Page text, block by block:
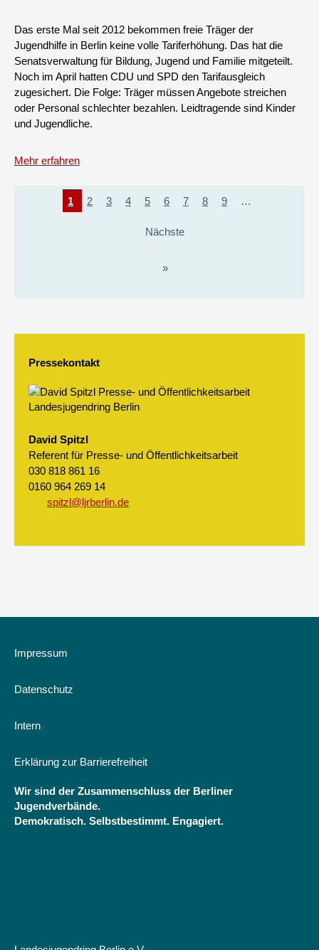
Das erste Mal seit 2012 bekommen freie Träger der
Jugendhilfe in Berlin keine volle Tariferhöhung. Das hat die
Senatsverwaltung für Bildung, Jugend und Familie mitgeteilt.
Noch im April hatten CDU und SPD den Tarifausgleich
zugesichert. Die Folge: Träger müssen Angebote streichen
oder Personal schlechter bezahlen. Leidtragende sind Kinder
und Jugendliche.
Mehr erfahren
Seitennummerierung
Aktuelle
Seite
1 Page
2 Page
3 Page
4 Page
5 Page
6 Page
7 Page
8 Page
9
Nächste
»
Pressekontakt
David Spitzl
Referent für Presse- und Öffentlichkeitsarbeit
030 818 861 16
0160 964 269 14
spitzl@ljrberlin.de
Impressum
Datenschutz
Intern
Erklärung zur Barrierefreiheit
Wir sind der Zusammenschluss der Berliner
Jugendverbände.
Demokratisch. Selbstbestimmt. Engagiert.